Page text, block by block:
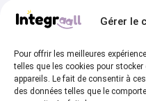
Gérer le
Pour offrir les meilleures
telles que les cookies pour
appareils. Le fait de consentir à
des données telles que le
plateforme qui connecte
entreprises et prestataires
France